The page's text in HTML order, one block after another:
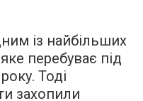
із найбільших
перебуває під
Тоді
захопили